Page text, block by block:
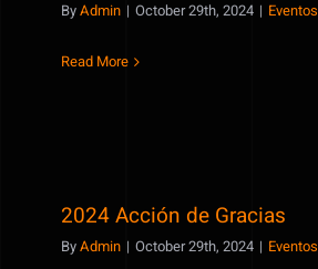
ByAdmin | October 29th, 2024 | Eventos
Read More
2024 Acción de Gracias
ByAdmin | October 29th, 2024 | Eventos